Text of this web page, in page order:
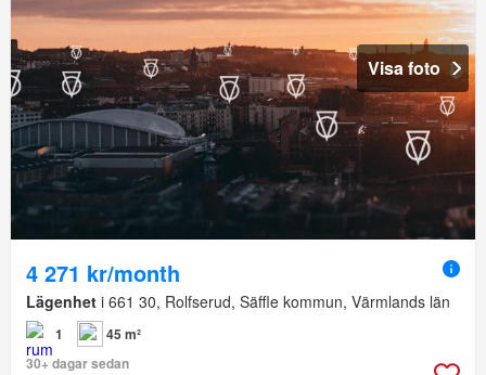
Visa foto
4 271 kr/month
Lägenhet i 661 30, Rolfserud, Säffle kommun, Värmlands län
1
45 m²
30+ dagar sedan